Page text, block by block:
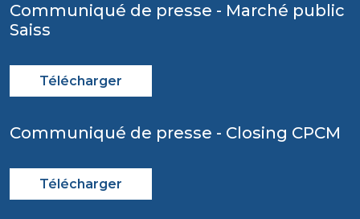
Communiqué de presse - Marché public
Saiss
Télécharger
Communiqué de presse - Closing CPCM
Télécharger